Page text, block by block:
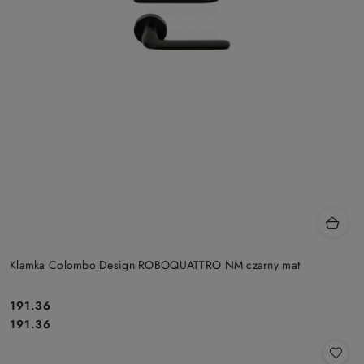
Klamka Colombo Design ROBOQUATTRO NM czarny mat
Cena:
191.36
Cena:
191.36